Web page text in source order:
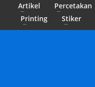
Artikel Percetakan
Printing
Stiker